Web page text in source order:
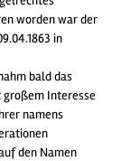
worden war der
in
bald das
Interesse
namens
den Namen